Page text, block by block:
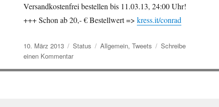
out!
http://t.co/Qy1WWNmw…
Versandkostenfrei bestellen bis 11.03.13, 24:00 Uhr!
+++ Schon ab 20,- € Bestellwert => kress.it/conrad
Veröffentlicht
am
10. März 2013 Format
Status Kategorien
Allgemein, Tweets
Schreibe
einen Kommentarzu